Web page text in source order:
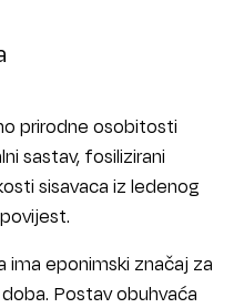
prirodne osobitosti
sastav, fosilizirani
sisavaca iz ledenog
ima eponimski značaj za
Postav obuhvaća